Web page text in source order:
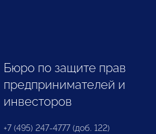
Бюро по защите прав
предпринимателей и
инвесторов
+7 (495) 247-4777 (доб. 122)